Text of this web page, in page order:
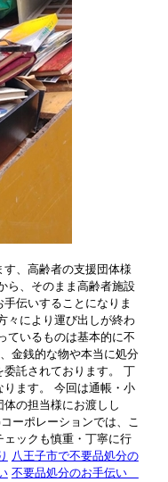
す、高齢者の支援団体様
ら、そのまま高齢者施設
伝いすることになりま
々により運び出しが終わ
ているものは基本的に不
金銭的な物や本当に処分
委託されております。 丁
ます。 今回は通帳・小
の担当様にお渡しし
ーポレーションでは、こ
ックも慎重・丁寧に行
八王子市で不要品処分の
不要品処分のお手伝い